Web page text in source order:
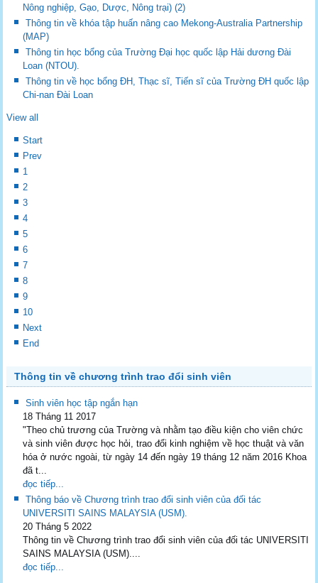
Nông nghiệp, Gạo, Dược, Nông trại) (2)
Thông tin về khóa tập huấn nâng cao Mekong-Australia Partnership
(MAP)
Thông tin học bổng của Trường Đại học quốc lập Hải dương Đài
Loan (NTOU).
Thông tin về học bổng ĐH, Thạc sĩ, Tiến sĩ của Trường ĐH quốc lập
Chi-nan Đài Loan
View all
Start
Prev
1
2
3
4
5
6
7
8
9
10
Next
End
Thông tin về chương trình trao đổi sinh viên
Sinh viên học tập ngắn hạn
18 Tháng 11 2017
"Theo chủ trương của Trường và nhằm tạo điều kiện cho viên chức
và sinh viên được học hỏi, trao đổi kinh nghiệm về học thuật và văn
hóa ở nước ngoài, từ ngày 14 đến ngày 19 tháng 12 năm 2016 Khoa
đã t...
đọc tiếp...
Thông báo về Chương trình trao đổi sinh viên của đối tác
UNIVERSITI SAINS MALAYSIA (USM).
20 Tháng 5 2022
Thông tin về Chương trình trao đổi sinh viên của đối tác UNIVERSITI
SAINS MALAYSIA (USM)....
đọc tiếp...